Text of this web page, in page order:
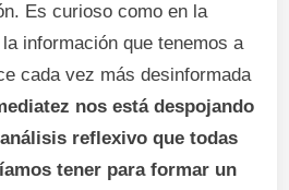
Es curioso como en la
información que tenemos a
cada vez más desinformada
nos está despojando
reflexivo que todas
tener para formar un